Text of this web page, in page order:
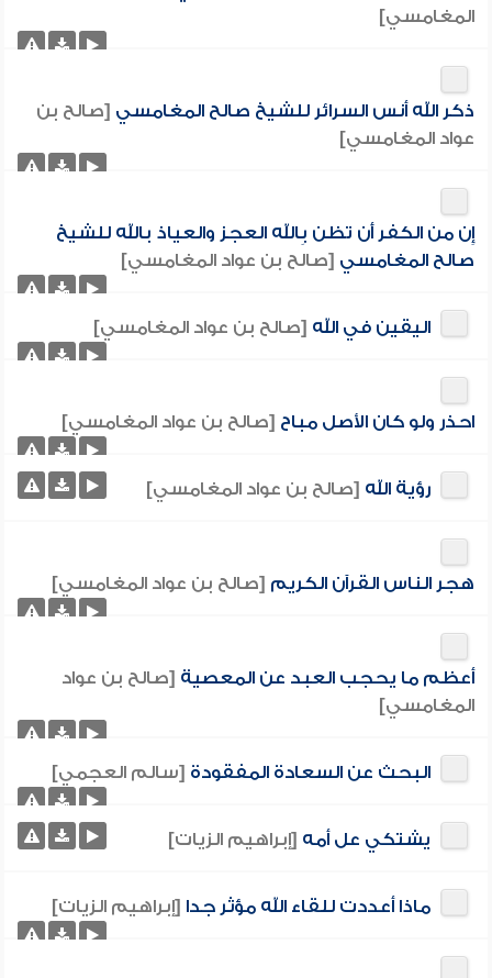
المغامسي]
ذكر الله أنس السرائر للشيخ صالح المغامسي [صالح بن
عواد المغامسي]
إِن من الكفر أَن تظن بِالله العجز والعياذ بالله للشيخ
صالح المغامسي [صالح بن عواد المغامسي]
اليقين في الله [صالح بن عواد المغامسي]
احذر ولو كان الأصل مباح [صالح بن عواد المغامسي]
رؤية الله [صالح بن عواد المغامسي]
هجر الناس القرآن الكريم [صالح بن عواد المغامسي]
أعظم ما يحجب العبد عن المعصية [صالح بن عواد
المغامسي]
البحث عن السعادة المفقودة [سالم العجمي]
يشتكي عل أمه [إبراهيم الزيات]
ماذا أعددت للقاء الله مؤثر جدا [إبراهيم الزيات]